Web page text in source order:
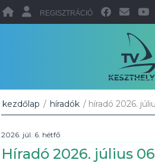
REGISZTRÁCIÓ
kezdőlap / híradók / híradó 2026.
2026. júl. 6. hétfő
Híradó 2026. július